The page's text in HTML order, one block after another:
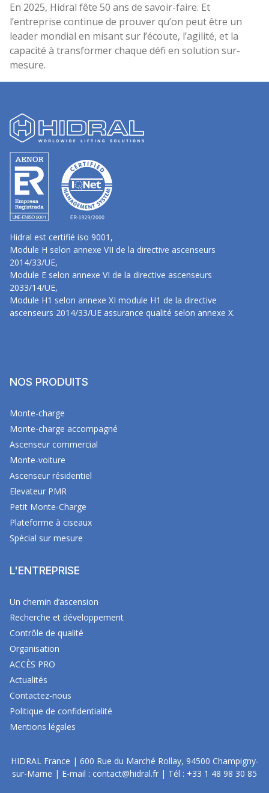
En 2025, Hidral fête 50 ans de savoir-faire. Et
l’entreprise continue de prouver qu’on peut être un
leader mondial en misant sur l’écoute, l’agilité, et la
capacité à transformer chaque défi en solution sur-
mesure.
Hidral est certifié iso 9001,
Module H selon annexe VII de la directive ascenseurs
2014/33/UE,
Module E selon annexe VI de la directive ascenseurs
2033/14/UE,
Module H1 selon annexe XI module H1 de la directive
ascenseurs 2014/33/UE assurance qualité selon annexe X.
NOS PRODUITS
Monte-charge
Monte-charge accompagné
Ascenseur commercial
Monte-voiture
Ascenseur résidentiel
Elevateur PMR
Petit Monte-Charge
Plateforme à ciseaux
Spécial sur mesure
L'ENTREPRISE
Un chemin d’ascension
Recherche et développement
Contrôle de qualité
Organisation
ACCÈS PRO
Actualités
Contactez-nous
Politique de confidentialité
Mentions légales
HIDRAL France | 600 Rue du Marché Rollay, 94500 Champigny-
sur-Marne | E-mail : contact@hidral.fr | Tél : +33 1 48 98 30 85